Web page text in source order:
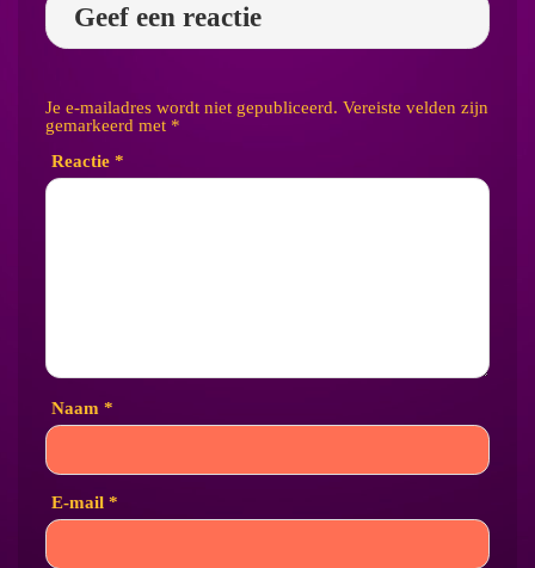
Geef een reactie
Je e-mailadres wordt niet gepubliceerd. Vereiste velden zijn
gemarkeerd met *
Reactie *
Naam *
E-mail *